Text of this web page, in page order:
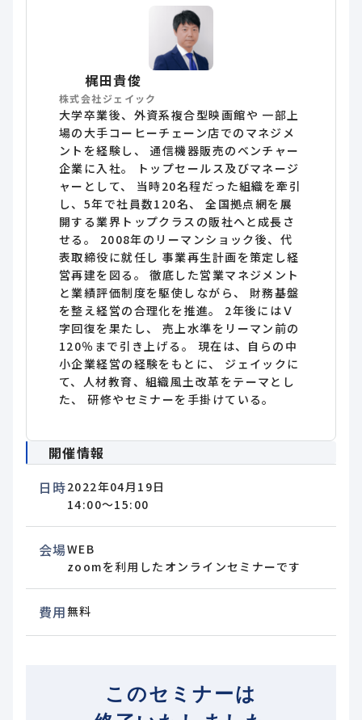
梶田貴俊
株式会社ジェイック
大学卒業後、外資系複合型映画館や 一部上
場の大手コーヒーチェーン店でのマネジメ
ントを経験し、 通信機器販売のベンチャー
企業に入社。 トップセールス及びマネージ
ャーとして、 当時20名程だった組織を牽引
し、5年で社員数120名、 全国拠点網を展
開する業界トップクラスの販社へと成長さ
せる。 2008年のリーマンショック後、代
表取締役に就任し 事業再生計画を策定し経
営再建を図る。 徹底した営業マネジメント
と業績評価制度を駆使しながら、 財務基盤
を整え経営の合理化を推進。 2年後にはＶ
字回復を果たし、 売上水準をリーマン前の
120％まで引き上げる。 現在は、自らの中
小企業経営の経験をもとに、 ジェイックに
て、人材教育、組織風土改革をテーマとし
た、 研修やセミナーを手掛けている。
開催情報
日時2022年04月19日
14:00～15:00
会場WEB
zoomを利用したオンラインセミナーです
費用 無料
このセミナーは